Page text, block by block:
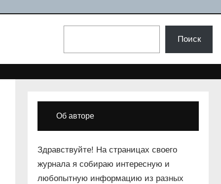
Поиск
Об авторе
Здравствуйте! На страницах своего
журнала я собираю интересную и
любопытную информацию из разных